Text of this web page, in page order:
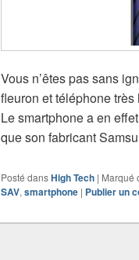
Vous n’êtes pas sans
fleuron et téléphone
Le smartphone a en
que son fabricant
Posté dansHigh Tech | Marqué
SAV, smartphone | Publier un